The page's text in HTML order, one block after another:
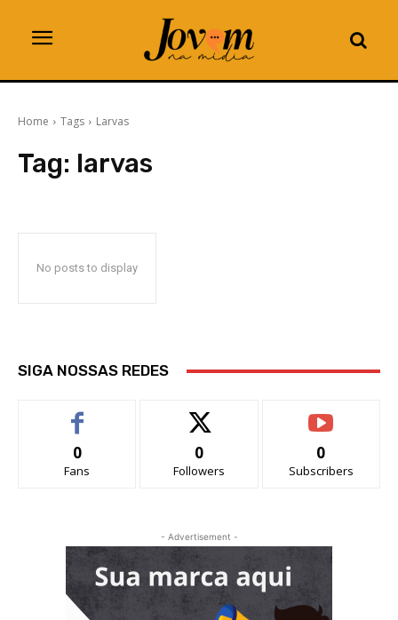
Home Tags Larvas
Tag: larvas
No posts to display
SIGA NOSSAS REDES
0
Fans
0
Followers
0
Subscribers
- Advertisement -